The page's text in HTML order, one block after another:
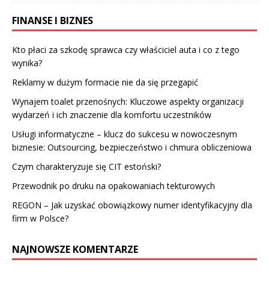
FINANSE I BIZNES
Kto płaci za szkodę sprawca czy właściciel auta i co z tego
wynika?
Reklamy w dużym formacie nie da się przegapić
Wynajem toalet przenośnych: Kluczowe aspekty organizacji
wydarzeń i ich znaczenie dla komfortu uczestników
Usługi informatyczne – klucz do sukcesu w nowoczesnym
biznesie: Outsourcing, bezpieczeństwo i chmura obliczeniowa
Czym charakteryzuje się CIT estoński?
Przewodnik po druku na opakowaniach tekturowych
REGON – Jak uzyskać obowiązkowy numer identyfikacyjny dla
firm w Polsce?
NAJNOWSZE KOMENTARZE